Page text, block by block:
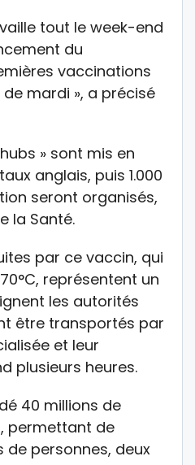
tout le week-end
du
vaccinations
mardi », a précisé
» sont mis en
anglais, puis 1.000
seront organisés,
la Santé.
par ce vaccin, qui
représentent un
les autorités
être transportés par
et leur
plusieurs heures.
40 millions de
permettant de
de personnes, deux